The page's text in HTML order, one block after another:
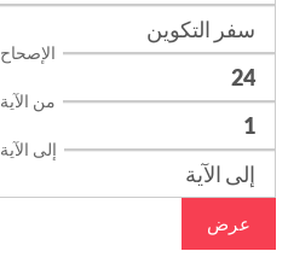
الإصحاح
من الآية
إلى الآية
عرض